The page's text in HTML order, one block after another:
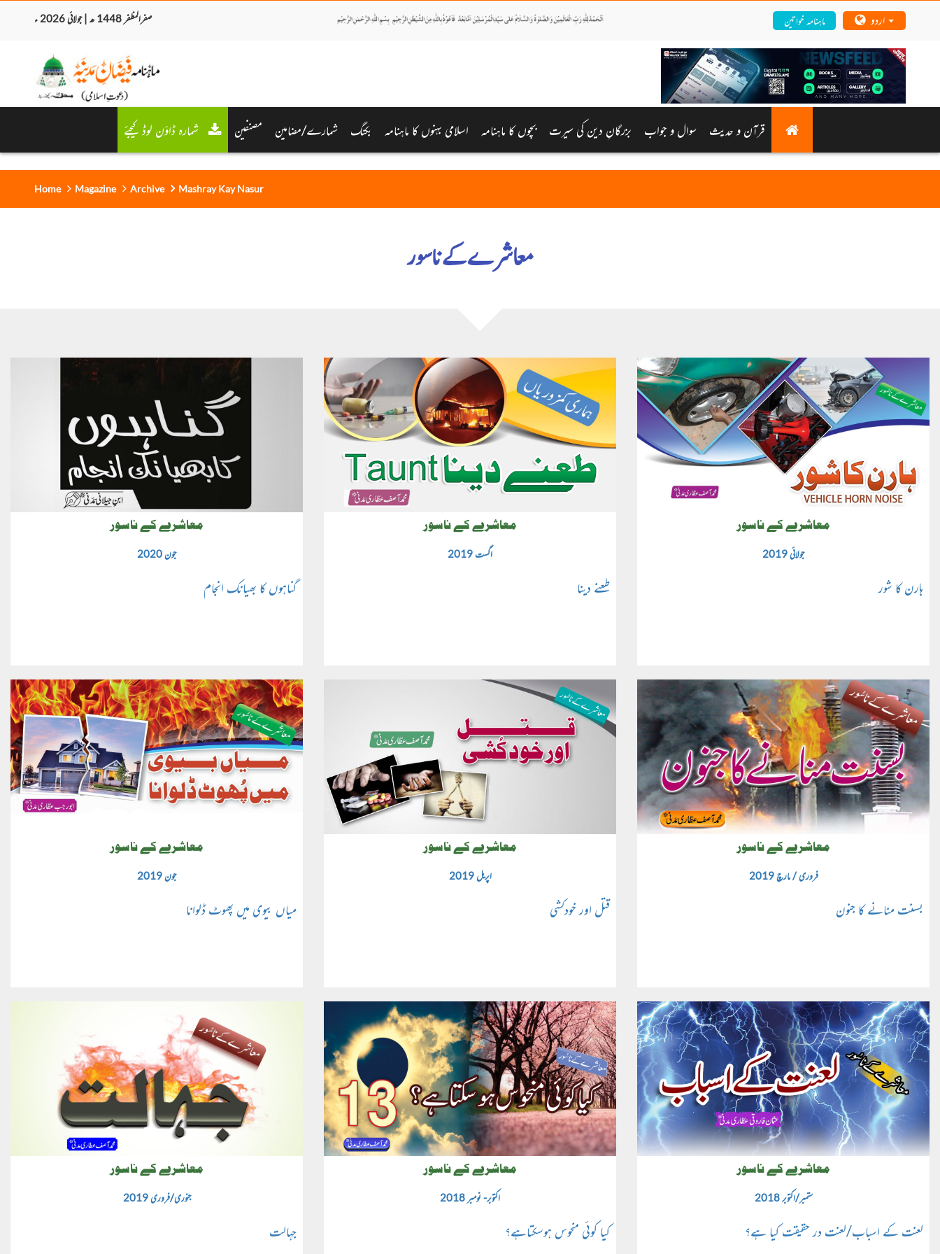
صفرالمظفر 1448 ھ | جولائی 2026 ء ماہنامہ خواتین
قرآن و حدیث سوال و جواب بزرگانِ دین کی سیرت بچوں کا ماہنامہ اسلامی بہنوں کا ماہنامہ بکنگ شمارے/مضامین مصنفین شمارہ ڈاؤن لوڈ کیجئے
Home Magazine Archive Mashray Kay Nasur
معاشرے کے ناسور
معاشرے کے ناسور
جون 2020
گناہوں کا بھیانک انجام
معاشرے کے ناسور
اگست 2019
طعنے دینا
معاشرے کے ناسور
جولائی 2019
ہارن کا شور
معاشرے کے ناسور
جون 2019
میاں بیوی میں پھوٹ ڈلوانا
معاشرے کے ناسور
اپریل 2019
قتل اور خودکشی
معاشرے کے ناسور
فروری / مارچ 2019
بسنت منانے کا جنون
معاشرے کے ناسور
جنوری/فروری 2019
جہالت
معاشرے کے ناسور
اکتوبر- نومبر 2018
کیا کوئی منحوس ہوسکتاہے؟
معاشرے کے ناسور
ستمبر/اکتوبر 2018
لعنت کے اسباب/لعنت در حقیقت کیا ہے؟